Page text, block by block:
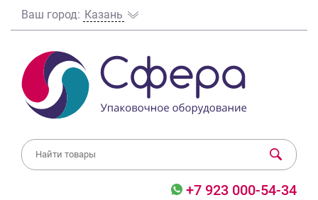
Ваш город: Казань
+7 923 000-54-34